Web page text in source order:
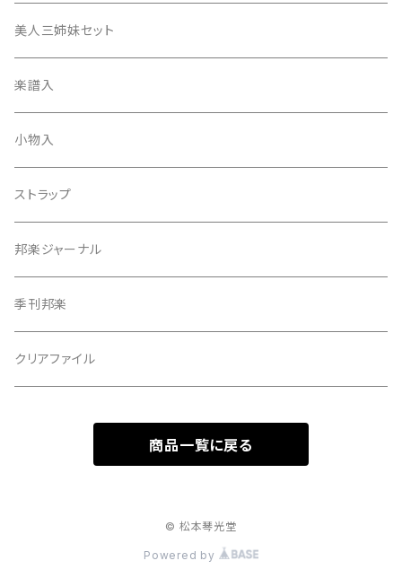
ひざゴム・胴ゴム・おひざもと
天神袋
天神巾着
指すり
つぼシール
撥皮・撥皮のり
胴板
美人三姉妹セット
楽譜入
小物入
ストラップ
邦楽ジャーナル
季刊邦楽
クリアファイル
商品一覧に戻る
© 松本琴光堂
Powered by